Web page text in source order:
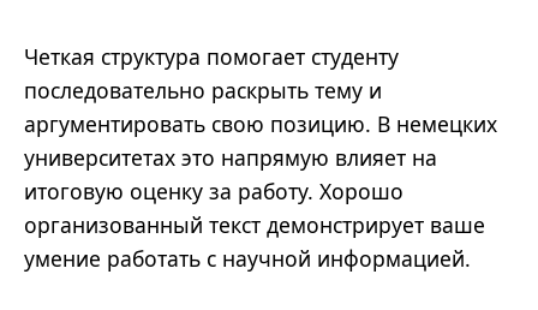
Четкая структура помогает студенту
последовательно раскрыть тему и
аргументировать свою позицию. В немецких
университетах это напрямую влияет на
итоговую оценку за работу. Хорошо
организованный текст демонстрирует ваше
умение работать с научной информацией.